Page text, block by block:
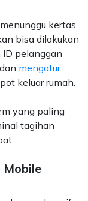
kertas
bisa dilakukan
pelanggan
mengatur
keluar rumah.
yang paling
tagihan
Mobile